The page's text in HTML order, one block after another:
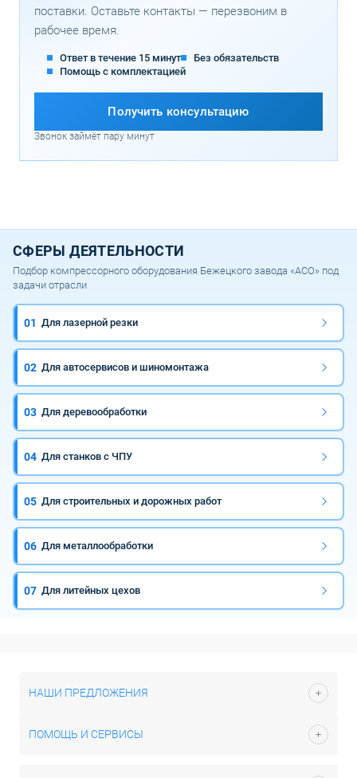
поставки. Оставьте контакты — перезвоним в
рабочее время.
Ответ в течение 15 минут
Без обязательств
Помощь с комплектацией
Получить консультацию
Звонок займёт пару минут
СФЕРЫ ДЕЯТЕЛЬНОСТИ
Подбор компрессорного оборудования Бежецкого завода «АСО» под
задачи отрасли
01 Для лазерной резки
02 Для автосервисов и шиномонтажа
03 Для деревообработки
04 Для станков с ЧПУ
05 Для строительных и дорожных работ
06 Для металлообработки
07 Для литейных цехов
НАШИ ПРЕДЛОЖЕНИЯ
ПОМОЩЬ И СЕРВИСЫ